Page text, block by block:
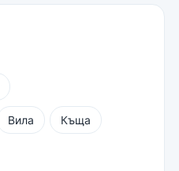
Вила Къща